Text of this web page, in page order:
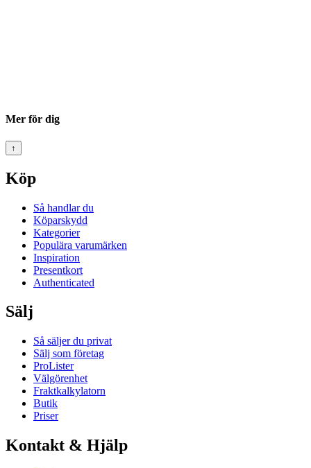
Mer för dig
↑
Köp
Så handlar du
Köparskydd
Kategorier
Populära varumärken
Inspiration
Presentkort
Authenticated
Sälj
Så säljer du privat
Sälj som företag
ProLister
Välgörenhet
Fraktkalkylatorn
Butik
Priser
Kontakt & Hjälp